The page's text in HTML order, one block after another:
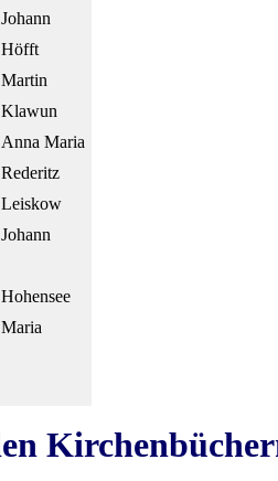
Johann
Höfft
Martin
Klawun
Anna Maria
Rederitz
Leiskow
Johann
Hohensee
Maria